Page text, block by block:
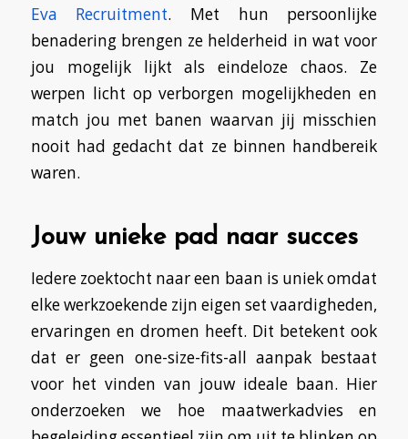
Eva Recruitment. Met hun persoonlijke
benadering brengen ze helderheid in wat voor
jou mogelijk lijkt als eindeloze chaos. Ze
werpen licht op verborgen mogelijkheden en
match jou met banen waarvan jij misschien
nooit had gedacht dat ze binnen handbereik
waren.
Jouw unieke pad naar succes
Iedere zoektocht naar een baan is uniek omdat
elke werkzoekende zijn eigen set vaardigheden,
ervaringen en dromen heeft. Dit betekent ook
dat er geen one-size-fits-all aanpak bestaat
voor het vinden van jouw ideale baan. Hier
onderzoeken we hoe maatwerkadvies en